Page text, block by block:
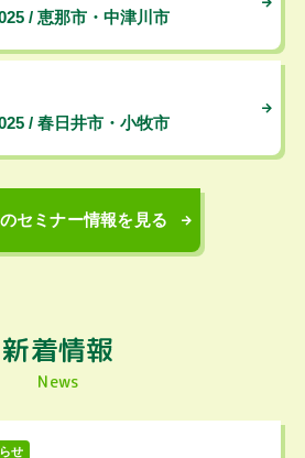
/ 恵那市・中津川市
/ 春日井市・小牧市
セミナー情報を見る
新着情報
News
せ